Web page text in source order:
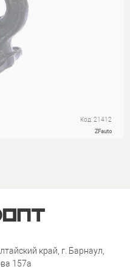
Код: 21412
ZFauto
край, г. Барнаул,
157а